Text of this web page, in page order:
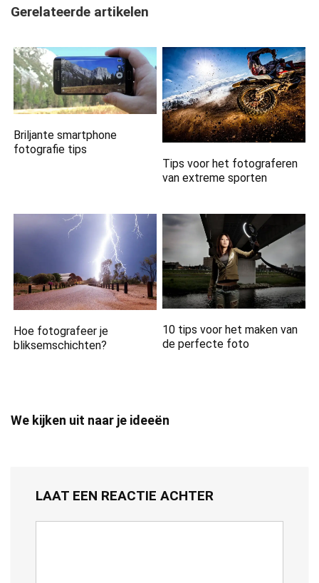
Gerelateerde artikelen
Briljante smartphone
fotografie tips
Tips voor het fotograferen
van extreme sporten
Hoe fotografeer je
bliksemschichten?
10 tips voor het maken van
de perfecte foto
We kijken uit naar je ideeën
LAAT EEN REACTIE ACHTER